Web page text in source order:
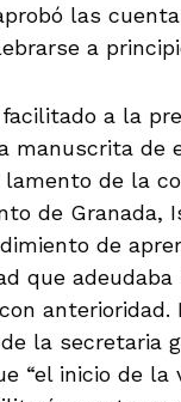
las
a
a la
manuscrita de
de la
de Granada,
de
que adeudaba
anterioridad.
la secretaria
“el inicio de la